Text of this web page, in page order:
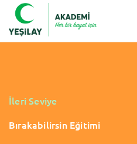
İleri Seviye
Bırakabilirsin Eğitimi